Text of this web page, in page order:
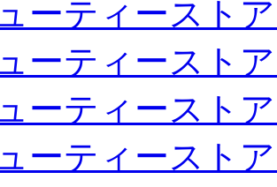
ーティースト
ーティースト
ーティースト
ーティースト